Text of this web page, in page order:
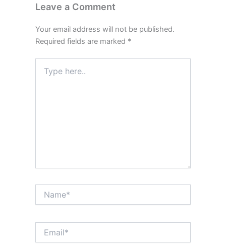
Leave a Comment
Your email address will not be published.
Required fields are marked *
here..